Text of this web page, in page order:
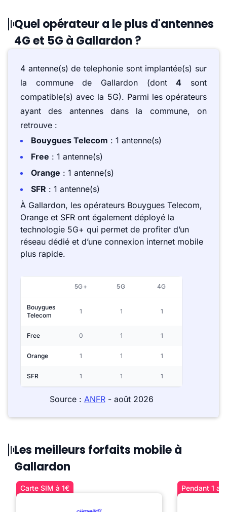
Quel opérateur a le plus d'antennes
4G et 5G à Gallardon ?
4 antenne(s) de telephonie sont implantée(s) sur
la commune de Gallardon (dont4 sont
compatible(s) avec la 5G). Parmi les opérateurs
ayant des antennes dans la commune, on
retrouve :
Bouygues Telecom : 1 antenne(s)
Free : 1 antenne(s)
Orange : 1 antenne(s)
SFR : 1 antenne(s)
À Gallardon, les opérateurs Bouygues Telecom,
Orange et SFR ont également déployé la
technologie 5G+ qui permet de profiter d’un
réseau dédié et d’une connexion internet mobile
plus rapide.
5G+ 5G 4G
Bouygues
Telecom
1 1 1
Free 0 1 1
Orange 1 1 1
SFR 1 1 1
Source : ANFR- août 2026
Les meilleurs forfaits mobile à
Gallardon
Carte SIM à 1€ Pendant 1